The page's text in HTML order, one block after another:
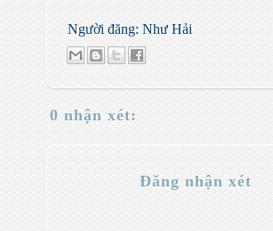
Người đăng: Như Hải
0 nhận xét:
Đăng nhận xét